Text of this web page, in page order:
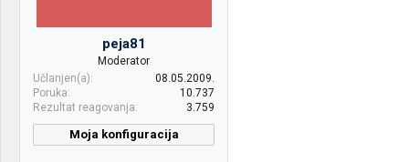
peja81
Moderator
Učlanjen(a)
08.05.2009.
Poruka
10.737
Rezultat reagovanja
3.759
Moja konfiguracija